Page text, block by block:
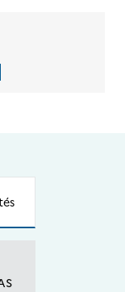
à
active :